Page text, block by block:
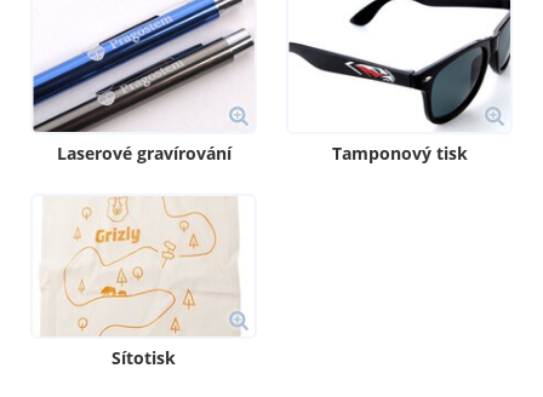
Laserové gravírování Tamponový tisk
Sítotisk